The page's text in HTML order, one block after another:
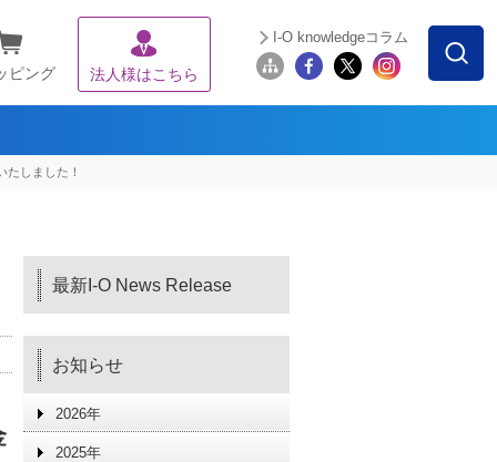
ピング 法人様はこちら
I-O knowledgeコラム
しました！
最新I-O News Release
お知らせ
2026年
2025年